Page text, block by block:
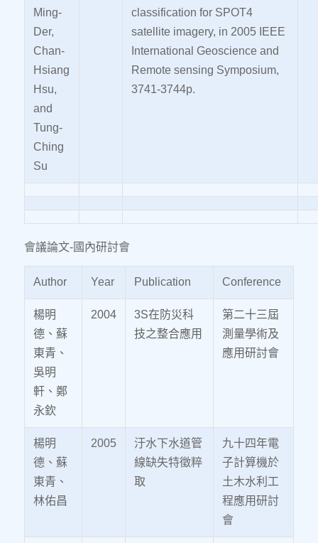
Ming-
Der,
Chan-
Hsiang
Hsu,
and
Tung-
Ching
Su
classification for SPOT4
satellite imagery, in 2005 IEEE
International Geoscience and
Remote sensing Symposium,
3741-3744p.
會議論文-國內研討會
Author Year Publication Conference
楊明
德、蘇
東青、
吳明
軒、鄭
永欽
2004
3S在防災科
技之整合應用
第二十三屆
測量學術及
應用研討會
楊明
德、蘇
東青、
林佑昌
2005
汙水下水道管
線缺失特徵粹
取
九十四年電
子計算機於
土木水利工
程應用研討
會